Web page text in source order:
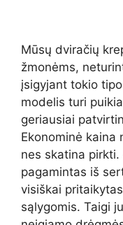
Mūsų dviračių
žmonėms,
įsigyjant tokio
modelis turi
geriausiai
Ekonominė kaina
nes skatina
pagamintas iš
visiškai
sąlygomis. Taigi